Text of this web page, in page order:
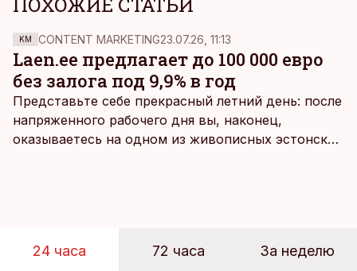
KM CONTENT MARKETING23.07.26, 11:13
Laen.ee предлагает до 100 000 евро
без залога под 9,9% в год
Представьте себе прекрасный летний день: после
напряженного рабочего дня вы, наконец,
оказываетесь на одном из живописных эстонских
24 часа 72 часа За неделю